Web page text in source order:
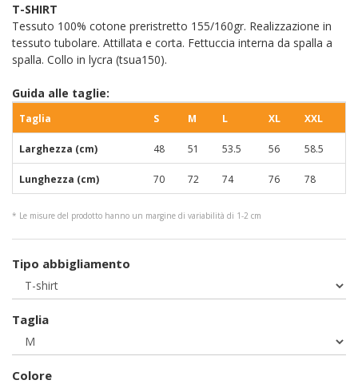
T-SHIRT
Tessuto 100% cotone preristretto 155/160gr. Realizzazione in
tessuto tubolare. Attillata e corta. Fettuccia interna da spalla a
spalla. Collo in lycra (tsua150).
Guida alle taglie:
Taglia S M L XL XXL
Larghezza (cm) 48 51 53.5 56 58.5
Lunghezza (cm) 70 72 74 76 78
* Le misure del prodotto hanno un margine di variabilità di 1-2 cm
Tipo abbigliamento
Taglia
Colore